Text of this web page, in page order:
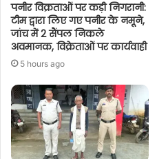
पनीर विक्रताओं पर कड़ी निगरानी:
टीम द्वारा लिए गए पनीर के नमूने,
जांच में 2 सैंपल निकले
अवमानक, विक्रेताओं पर कार्यवाही
5 hours ago